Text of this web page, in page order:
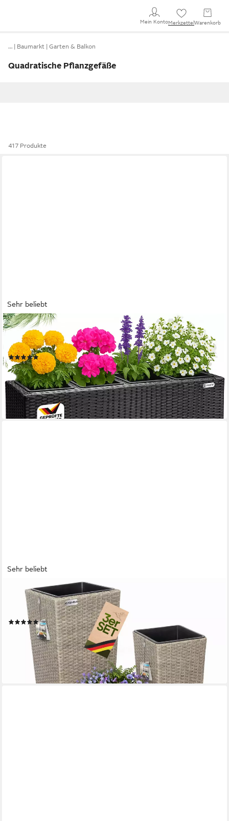
Mein KontoMerkzettel Warenkorb
… Baumarkt Garten & Balkon
Quadratische Pflanzgefäße
417 Produkte
Sehr beliebt
CASARIA
Pflanzkübel, 4 Innentöpfe Herausnehmbar Polyrattan
95x27x60cm Blumentopf Schwarz
(20)
67,80 € 89,95 €
-25%
lieferbar - in 3-4 Werktagen bei dir
Sehr beliebt
CASARIA
Pflanzkübel, Casaria Blumentopf 3er Set Polyrattangeflecht
Übertopf Wasserabfluss
(21)
55,20 € 64,95 €
lieferbar - in 3-4 Werktagen bei dir